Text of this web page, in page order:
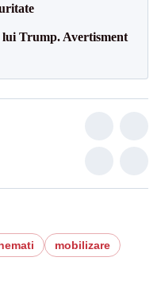
Trump. Avertisment
mobilizare